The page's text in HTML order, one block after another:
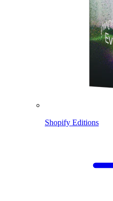
Shopify Editions